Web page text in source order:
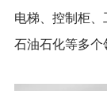
电梯、控制柜、
石油石化等多个